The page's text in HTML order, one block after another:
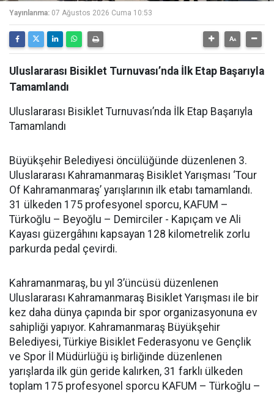
Yayınlanma: 07 Ağustos 2026 Cuma 10:53
Uluslararası Bisiklet Turnuvası’nda İlk Etap Başarıyla
Tamamlandı
Uluslararası Bisiklet Turnuvası’nda İlk Etap Başarıyla
Tamamlandı
Büyükşehir Belediyesi öncülüğünde düzenlenen 3.
Uluslararası Kahramanmaraş Bisiklet Yarışması ‘Tour
Of Kahramanmaraş’ yarışlarının ilk etabı tamamlandı.
31 ülkeden 175 profesyonel sporcu, KAFUM –
Türkoğlu – Beyoğlu – Demirciler - Kapıçam ve Ali
Kayası güzergâhını kapsayan 128 kilometrelik zorlu
parkurda pedal çevirdi.
Kahramanmaraş, bu yıl 3’üncüsü düzenlenen
Uluslararası Kahramanmaraş Bisiklet Yarışması ile bir
kez daha dünya çapında bir spor organizasyonuna ev
sahipliği yapıyor. Kahramanmaraş Büyükşehir
Belediyesi, Türkiye Bisiklet Federasyonu ve Gençlik
ve Spor İl Müdürlüğü iş birliğinde düzenlenen
yarışlarda ilk gün geride kalırken, 31 farklı ülkeden
toplam 175 profesyonel sporcu KAFUM – Türkoğlu –